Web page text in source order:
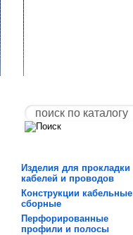
Изделия для прокладки
кабелей и проводов
Конструкции кабельные
сборные
Перфорированные
профили и полосы